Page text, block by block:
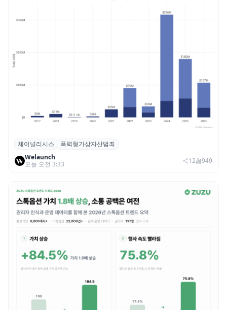
체이널리시스 “가상자산 보유자 대상 폭력
범죄 증가…상반기 탈취액 3000만 달러 돌파
체이널리시스
폭력형가상자산범죄
Welaunch
오늘 오전 3:33
12 949